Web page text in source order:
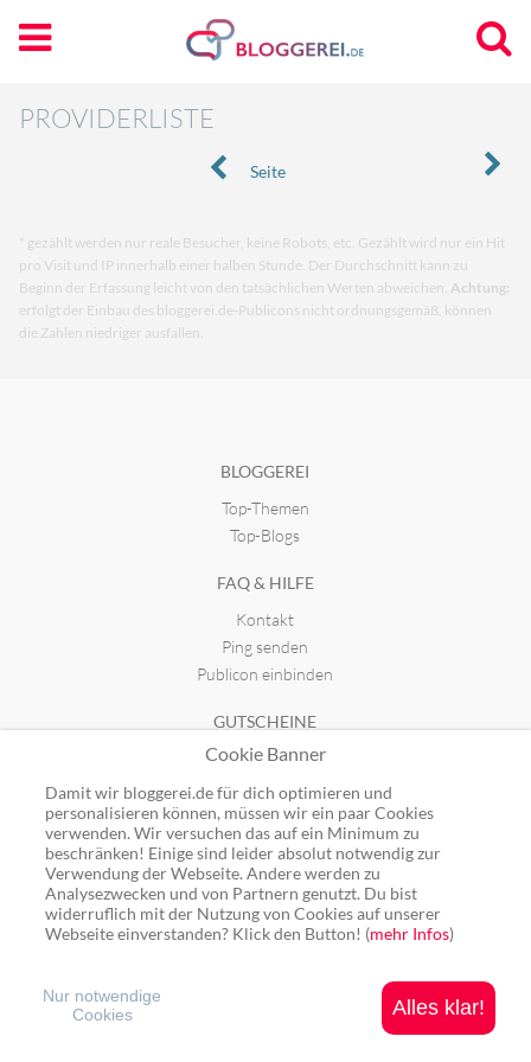
PROVIDERLISTE
Seite
* gezählt werden nur reale Besucher, keine Robots, etc. Gezählt wird nur ein Hit
pro Visit und IP innerhalb einer halben Stunde. Der Durchschnitt kann zu
Beginn der Erfassung leicht von den tatsächlichen Werten abweichen. Achtung:
erfolgt der Einbau des bloggerei.de-Publicons nicht ordnungsgemäß, können
die Zahlen niedriger ausfallen.
BLOGGEREI
Top-Themen
Top-Blogs
FAQ & HILFE
Kontakt
Ping senden
Publicon einbinden
GUTSCHEINE
Top-Gutscheine
Alle Shops
Ping: http://rpc.bloggerei.de/ping/ (*nur für angemeldete Blogs)
Blogverzeichnis Bloggerei.de © 2006 - 2026
Cookie Banner
Damit wir bloggerei.de für dich optimieren und
personalisieren können, müssen wir ein paar Cookies
verwenden. Wir versuchen das auf ein Minimum zu
beschränken! Einige sind leider absolut notwendig zur
Verwendung der Webseite. Andere werden zu
Analysezwecken und von Partnern genutzt. Du bist
widerruflich mit der Nutzung von Cookies auf unserer
Webseite einverstanden? Klick den Button! (mehr Infos)
Alles klar!
Nur notwendige
Cookies